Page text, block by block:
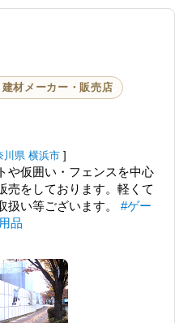
材メーカー・販売店
川県 横浜市 ]
や仮囲い・フェンスを中心
売をしております。軽くて
扱い等ございます。#ゲー
品